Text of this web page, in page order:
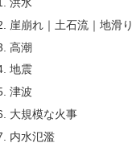
崖崩れ｜土石流｜地滑り
高潮
地震
津波
大規模な火事
内水氾濫